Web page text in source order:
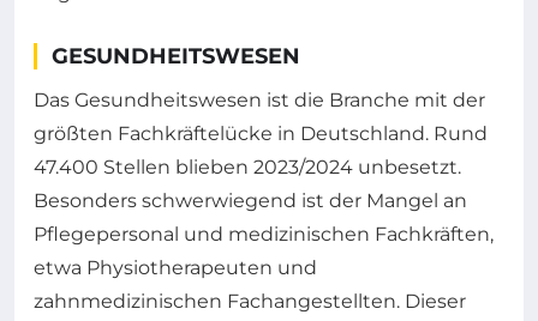
GESUNDHEITSWESEN
Das Gesundheitswesen ist die Branche mit der
größten Fachkräftelücke in Deutschland. Rund
47.400 Stellen blieben 2023/2024 unbesetzt.
Besonders schwerwiegend ist der Mangel an
Pflegepersonal und medizinischen Fachkräften,
etwa Physiotherapeuten und
zahnmedizinischen Fachangestellten. Dieser